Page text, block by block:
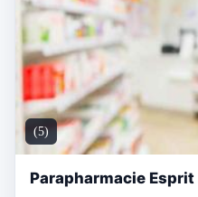
(5)
Parapharmacie